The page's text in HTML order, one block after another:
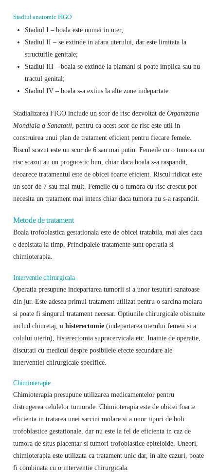
Stadiul anatomic FIGO
Stadiul I – boala este numai in uter;
Stadiul II – se extinde in afara uterului, dar este limitata la
structurile genitale;
Stadiul III – boala se extinde la plamani si poate implica sau nu
tractul genital;
Stadiul IV – boala s-a extins la alte zone indepartate.
Stadializarea FIGO include un scor de risc dezvoltat de Organizatia
Mondiala a Sanatatii, pentru ca acest scor de risc este util in
construirea unui plan de tratament eficient pentru fiecare femeie.
Riscul scazut este un scor de 6 sau mai putin. Femeile cu o tumora cu
risc scazut au un prognostic bun, chiar daca boala s-a raspandit,
deoarece tratamentul este de obicei foarte eficient. Riscul ridicat este
un scor de 7 sau mai mult. Femeile cu o tumora cu risc crescut pot
necesita un tratament mai intens chiar daca tumora nu s-a raspandit.
Metode de tratament
Boala trofoblastica gestationala este de obicei tratabila, mai ales daca
e depistata la timp. Principalele tratamente sunt operatia si
chimioterapia.
Interventie chirurgicala
Operatia presupune indepartarea tumorii si a unor tesuturi sanatoase
din jur. Este adesea primul tratament utilizat pentru o sarcina molara
si poate fi singurul tratament necesar. Optiunile chirurgicale obisnuite
includ chiuretaj, o histerectomie(indepartarea uterului femeii si a
colului uterin), histerectomia supracervicala etc. Inainte de operatie,
discutati cu medicul despre posibilele efecte secundare ale
interventiei chirurgicale specifice.
Chimioterapie
Chimioterapia presupune utilizarea medicamentelor pentru
distrugerea celulelor tumorale. Chimioterapia este de obicei foarte
eficienta in tratarea unei sarcini molare si a unor tipuri de boli
trofoblastice gestationale, dar nu este la fel de eficienta in caz de
tumora de situs placentar si tumori trofoblastice epiteloide. Uneori,
chimioterapia este utilizata ca tratament unic dar, in alte cazuri, poate
fi combinata cu o interventie chirurgicala.